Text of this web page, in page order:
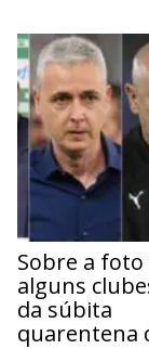
Sobre a foto
alguns
da súbita
quarentena